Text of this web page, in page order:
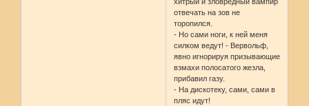
отвечать на зов не
торопился.
- Но сами ноги, к ней меня
силком ведут! - Вервольф,
явно игнорируя призывающие
взмахи полосатого жезла,
прибавил газу.
- На дискотеку, сами, сами в
пляс идут!